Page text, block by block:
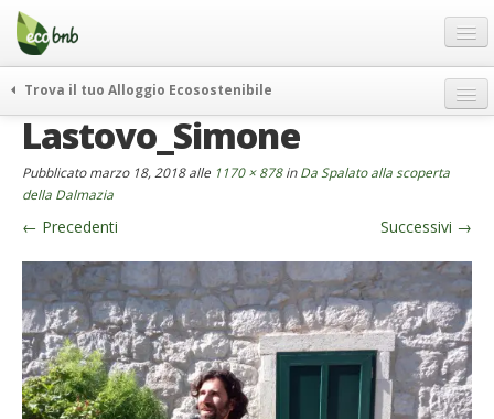
Menu
Salta
contenuto
Offerte Speciali
Regali
FAQ
Chi Siamo
Partner
Contatti
Italiano
German
Trova il tuo Alloggio Ecosostenibile
weekend green
curiosità
vivere e viaggiare verde
news ed eventi
ecohotel
rassegna stampa
Lastovo_Simone
Pubblicatomarzo 18, 2018alle 1170 × 878inDa Spalato alla scoperta
della Dalmazia
← Precedenti Successivi →